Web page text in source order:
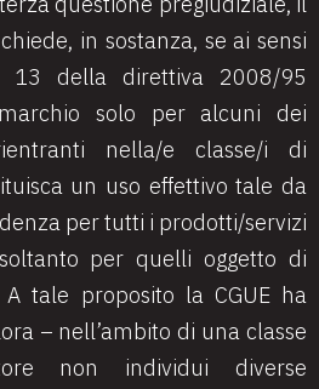
in sostanza, se ai sensi
della direttiva 2008/95
solo per alcuni dei
nella/e classe/i di
un uso effettivo tale da
per tutti i prodotti/servizi
per quelli oggetto di
tale proposito la CGUE ha
– nell’ambito di una classe
non individui diverse